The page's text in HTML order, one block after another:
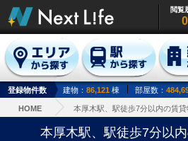
閲覧
0
登録物件数 建物： 86,121 棟 部屋数：
HOME 本厚木駅、駅徒歩7分以内の賃
本厚木駅、駅徒歩7分以